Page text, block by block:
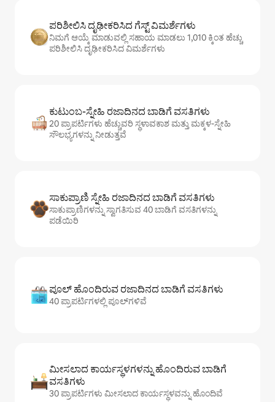
ಪರಿಶೀಲಿಸಿ ದೃಢೀಕರಿಸಿದ ಗೆಸ್ಟ್ ವಿಮರ್ಶೆಗಳು
ನಿಮಗೆ ಆಯ್ಕೆ ಮಾಡುವಲ್ಲಿ ಸಹಾಯ ಮಾಡಲು 1,010 ಕ್ಕಿಂತ ಹೆಚ್ಚು
ಪರಿಶೀಲಿಸಿ ದೃಢೀಕರಿಸಿದ ವಿಮರ್ಶೆಗಳು
ಕುಟುಂಬ-ಸ್ನೇಹಿ ರಜಾದಿನದ ಬಾಡಿಗೆ ವಸತಿಗಳು
20 ಪ್ರಾಪರ್ಟಿಗಳು ಹೆಚ್ಚುವರಿ ಸ್ಥಳಾವಕಾಶ ಮತ್ತು ಮಕ್ಕಳ-ಸ್ನೇಹಿ
ಸೌಲಭ್ಯಗಳನ್ನು ನೀಡುತ್ತವೆ
ಸಾಕುಪ್ರಾಣಿ ಸ್ನೇಹಿ ರಜಾದಿನದ ಬಾಡಿಗೆ ವಸತಿಗಳು
ಸಾಕುಪ್ರಾಣಿಗಳನ್ನು ಸ್ವಾಗತಿಸುವ 40 ಬಾಡಿಗೆ ವಸತಿಗಳನ್ನು
ಪಡೆಯಿರಿ
ಪೂಲ್ ಹೊಂದಿರುವ ರಜಾದಿನದ ಬಾಡಿಗೆ ವಸತಿಗಳು
40 ಪ್ರಾಪರ್ಟಿಗಳಲ್ಲಿ ಪೂಲ್‌‌‌‌‌‌‌‌‌ಗಳಿವೆ
ಮೀಸಲಾದ ಕಾರ್ಯಸ್ಥಳಗಳನ್ನು ಹೊಂದಿರುವ ಬಾಡಿಗೆ
ವಸತಿಗಳು
30 ಪ್ರಾಪರ್ಟಿಗಳು ಮೀಸಲಾದ ಕಾರ್ಯಸ್ಥಳವನ್ನು ಹೊಂದಿವೆ